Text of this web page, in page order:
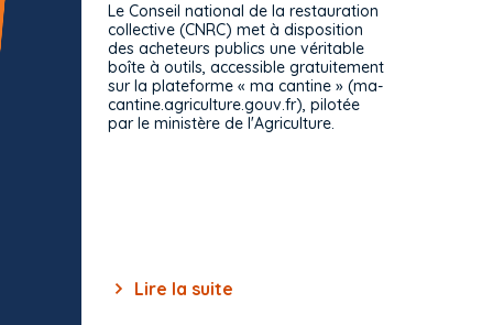
Le Conseil national de la restauration
collective (CNRC) met à disposition
des acheteurs publics une véritable
boîte à outils, accessible gratuitement
sur la plateforme « ma cantine » (ma-
cantine.agriculture.gouv.fr), pilotée
par le ministère de l'Agriculture.
Lire la suite